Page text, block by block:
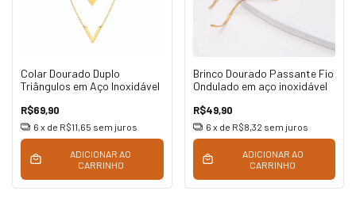
Colar Dourado Duplo
Triângulos em Aço Inoxidável
R$69,90
6 x de R$11,65 sem juros
ADICIONAR AO
CARRINHO
Brinco Dourado Passante Fio
Ondulado em aço inoxidável
R$49,90
6 x de R$8,32 sem juros
ADICIONAR AO
CARRINHO